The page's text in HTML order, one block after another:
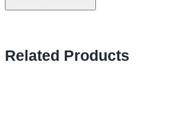
Related Products